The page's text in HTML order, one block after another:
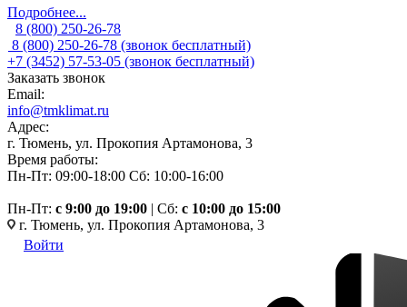
Подробнее...
8 (800) 250-26-78
8 (800) 250-26-78 (звонок бесплатный)
+7 (3452) 57-53-05 (звонок бесплатный)
Заказать звонок
Email:
info@tmklimat.ru
Адрес:
г. Тюмень, ул. Прокопия Артамонова, 3
Время работы:
Пн-Пт: 09:00-18:00 Сб: 10:00-16:00
Пн-Пт: c 9:00 до 19:00 | Сб: с 10:00 до 15:00
г. Тюмень, ул. Прокопия Артамонова, 3
Войти